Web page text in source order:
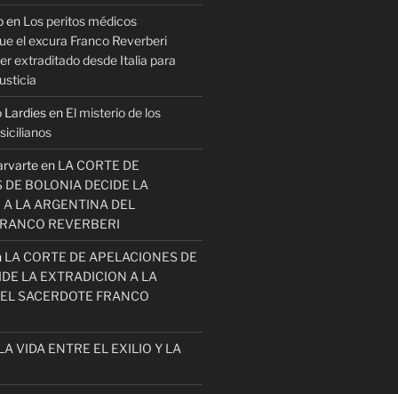
en Los peritos médicos
el excura Franco Reverberi
extraditado desde Italia para
Lardiesen El misterio de los
en LA CORTE DE
DE BOLONIA DECIDE LA
LA ARGENTINA DEL
REVERBERI
LA CORTE DE APELACIONES DE
LA EXTRADICION A LA
SACERDOTE FRANCO
VIDA ENTRE EL EXILIO Y LA